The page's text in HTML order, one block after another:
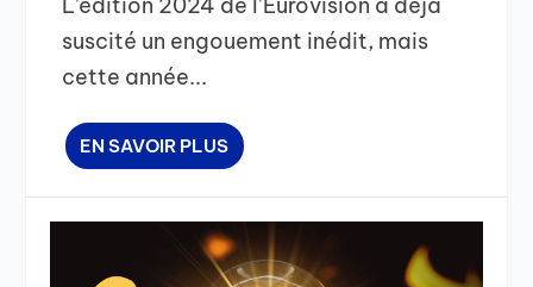
L’édition 2024 de l’Eurovision a déjà
suscité un engouement inédit, mais
cette année...
EN SAVOIR PLUS